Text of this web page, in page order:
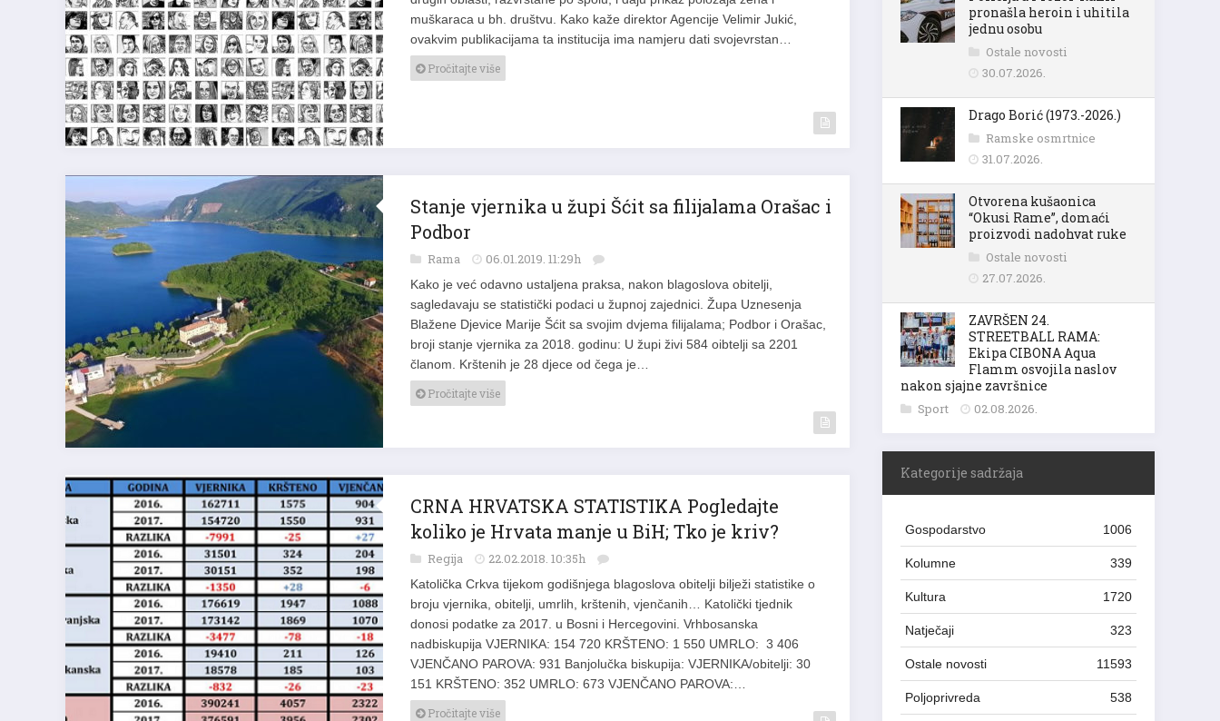
muškaraca u bh. društvu. Kako kaže direktor Agencije Velimir Jukić,
ovakvim publikacijama ta institucija ima namjeru dati svojevrstan…
Pročitajte više
Stanje vjernika u župi Šćit sa filijalama Orašac i
Podbor
Rama 06.01.2019. 11:29h
Kako je već odavno ustaljena praksa, nakon blagoslova obitelji,
sagledavaju se statistički podaci u župnoj zajednici. Župa Uznesenja
Blažene Djevice Marije Šćit sa svojim dvjema filijalama; Podbor i Orašac,
broji stanje vjernika za 2018. godinu: U župi živi 584 oibtelji sa 2201
članom. Krštenih je 28 djece od čega je…
Pročitajte više
CRNA HRVATSKA STATISTIKA Pogledajte
koliko je Hrvata manje u BiH; Tko je kriv?
Regija 22.02.2018. 10:35h
Katolička Crkva tijekom godišnjega blagoslova obitelji bilježi statistike o
broju vjernika, obitelji, umrlih, krštenih, vjenčanih… Katolički tjednik
donosi podatke za 2017. u Bosni i Hercegovini. Vrhbosanska
nadbiskupija VJERNIKA: 154 720 KRŠTENO: 1 550 UMRLO: 3 406
VJENČANO PAROVA: 931 Banjolučka biskupija: VJERNIKA/obitelji: 30
151 KRŠTENO: 352 UMRLO: 673 VJENČANO PAROVA:…
Pročitajte više
pronašla heroin i uhitila
jednu osobu
Ostale novosti
30.07.2026.
Drago Borić (1973.-2026.)
Ramske osmrtnice
31.07.2026.
Otvorena kušaonica
“Okusi Rame”, domaći
proizvodi nadohvat ruke
Ostale novosti
27.07.2026.
ZAVRŠEN 24.
STREETBALL RAMA:
Ekipa CIBONA Aqua
Flamm osvojila naslov
nakon sjajne završnice
Sport 02.08.2026.
Kategorije sadržaja
Gospodarstvo 1006
Kolumne 339
Kultura 1720
Natječaji 323
Ostale novosti 11593
Poljoprivreda 538